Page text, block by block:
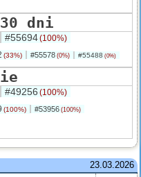
dni
#55694(100%)
(33%) #55578 (0%) #55488 (0%)
#49256 (100%)
(100%) #53956 (100%)
23.03.2026